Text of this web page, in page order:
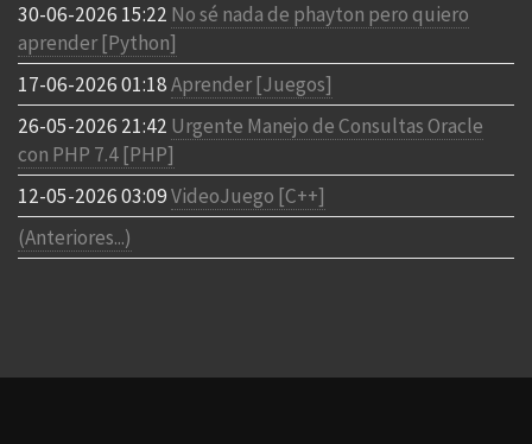
30-06-2026 15:22 No sé nada de phayton pero quiero
aprender [Python]
17-06-2026 01:18Aprender [Juegos]
26-05-2026 21:42 Urgente Manejo de Consultas Oracle
con PHP 7.4 [PHP]
12-05-2026 03:09VideoJuego [C++]
(Anteriores...)